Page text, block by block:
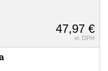
47,97 €
vr. DPH